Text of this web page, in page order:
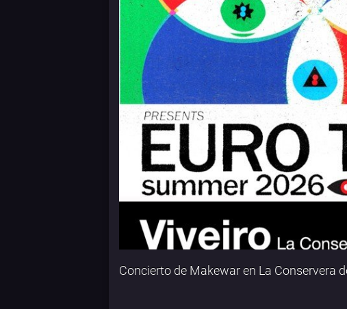
Concierto de Makewar en La Conservera